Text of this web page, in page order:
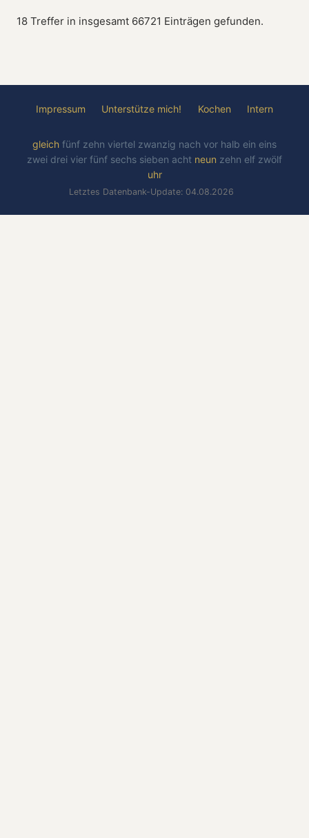
18 Treffer in insgesamt 66721 Einträgen gefunden.
Impressum Unterstütze mich! Kochen Intern
gleich fünf zehn viertel zwanzig nach vor halb ein eins
zwei drei vier fünf sechs sieben acht neun zehn elf zwölf
uhr
Letztes Datenbank-Update: 04.08.2026